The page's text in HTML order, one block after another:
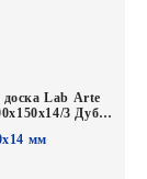
Lab Arte
3 Дуб
мм